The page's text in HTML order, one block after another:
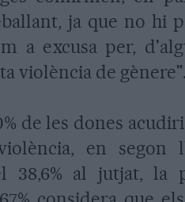
ja que no hi
a excusa per,
violència de gènere".
de les dones
en segon
38,6% al jutjat, la